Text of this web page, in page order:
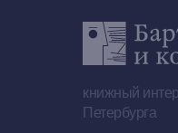
книжный
Петербурга